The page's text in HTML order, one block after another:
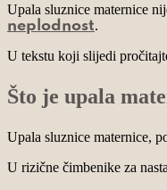
Upala sluznice maternice
neplodnost.
U tekstu koji slijedi
Što je upala
Upala sluznice maternice,
U rizične čimbenike za